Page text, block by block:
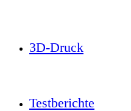
3D-Druck
Testberichte